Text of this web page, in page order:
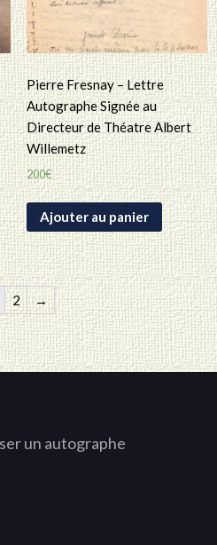
Pierre Fresnay – Lettre
Autographe Signée au
Directeur de Théatre Albert
Willemetz
200€
Ajouter au panier
2 →
un autographe